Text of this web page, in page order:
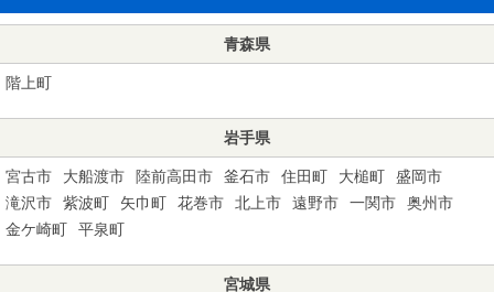
青森県
階上町
岩手県
宮古市 大船渡市 陸前高田市 釜石市 住田町 大槌町
盛岡市
滝沢市
紫波町 矢巾町 花巻市 北上市 遠野市 一関市
奥州市
金ケ崎町
平泉町
宮城県